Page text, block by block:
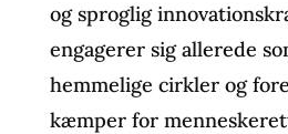
og sproglig
engagerer sig allerede
hemmelige cirkler og
kæmper for